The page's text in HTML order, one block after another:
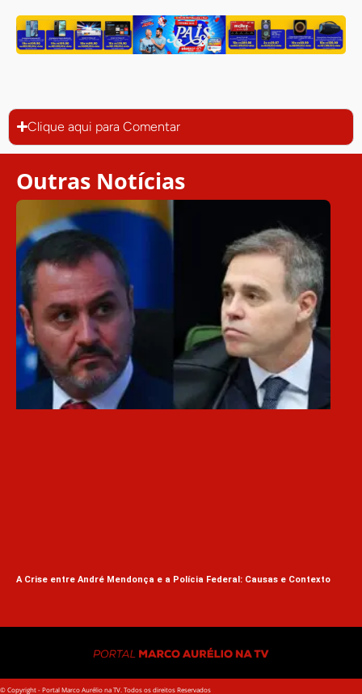
Clique aqui para Comentar
Outras Notícias
A Crise entre André Mendonça e a Polícia Federal: Causas e Contexto
© Copyright - Portal Marco Aurélio na TV. Todos os direitos Reservados